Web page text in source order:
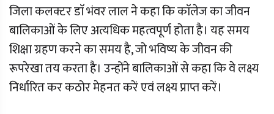
जिला कलक्टर डाॅ भंवर लाल ने कहा कि काॅलेज का जीवन
बालिकाओं के लिए अत्यधिक महत्वपूर्ण होता है। यह समय
शिक्षा ग्रहण करने का समय है, जो भविष्य के जीवन की
रूपरेखा तय करता है। उन्होंने बालिकाओं से कहा कि वे लक्ष्य
निर्धारित कर कठोर मेहनत करें एवं लक्ष्य प्राप्त करें।